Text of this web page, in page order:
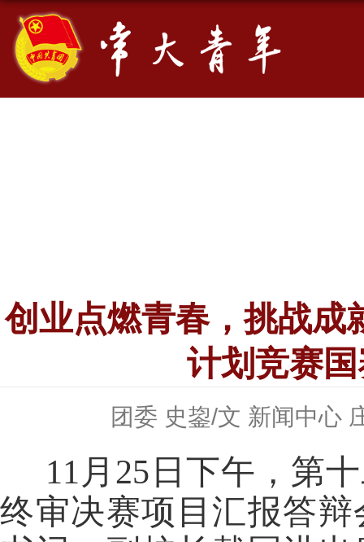
创业点燃青春，挑战成
计划竞赛
团委 史鋆/文 新闻中心
11 月 25 日下午，第
终审决赛项目汇报答